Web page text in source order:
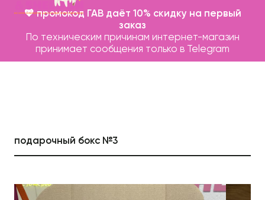
💖 промокод ГАВ даёт 10% скидку на первый
заказ
По техническим причинам интернет-магазин
принимает сообщения только в Telegram
подарочный бокс №3
Бренды